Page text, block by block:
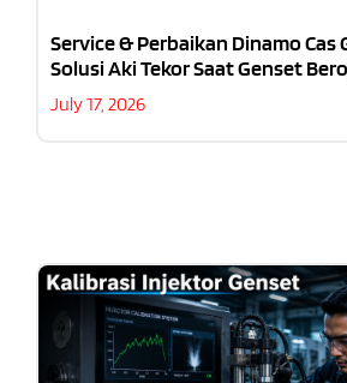
Service & Perbaikan Dinamo
Solusi Aki Tekor Saat Genset
July 17, 2026